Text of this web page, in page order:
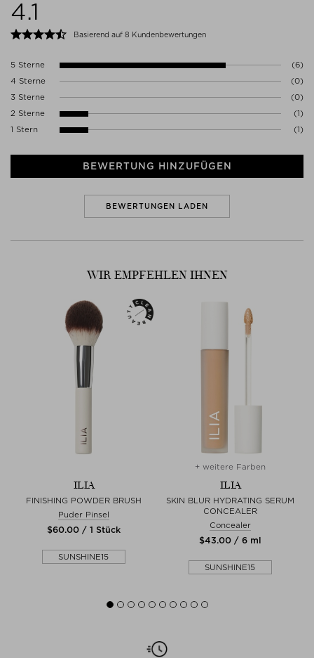
4.1
Basierend auf 8 Kundenbewertungen
5 Sterne
(6)
4 Sterne
(0)
3 Sterne
(0)
2 Sterne
(1)
1 Stern
(1)
BEWERTUNG HINZUFÜGEN
BEWERTUNGEN LADEN
WIR EMPFEHLEN IHNEN
ILIA
FINISHING POWDER BRUSH
Puder Pinsel
$‌60.00 / 1 Stück
SUNSHINE15
+ weitere Farben
ILIA
SKIN BLUR HYDRATING SERUM
CONCEALER
Concealer
$‌43.00 / 6 ml
SUNSHINE15